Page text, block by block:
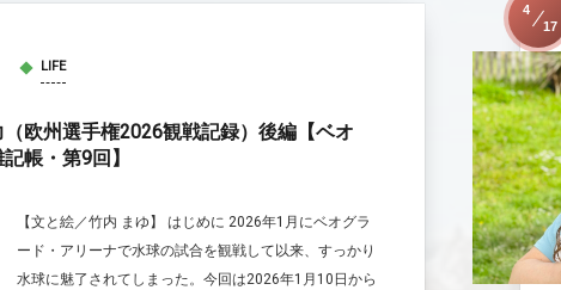
LIFE
欧州選手権2026観戦記録）後編【ベオ
帳・第9回】
【文と絵／竹内 まゆ】 はじめに 2026年1月にベオグラ
ード・アリーナで水球の試合を観戦して以来、すっかり
水球に魅了されてしまった。今回は2026年1月10日から
4
17